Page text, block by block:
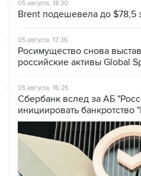
05 августа, 18:30
Brent подешевела до $78,5
05 августа, 17:36
Росимущество снова
российские активы Global
05 августа, 16:25
Сбербанк вслед за АБ
инициировать банкротство